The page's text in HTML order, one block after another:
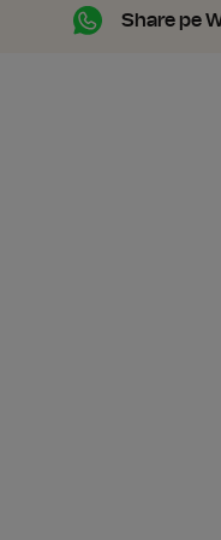
Share pe